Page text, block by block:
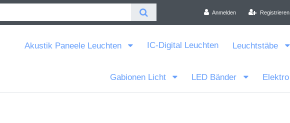
Anmelden Registrieren
Akustik Paneele Leuchten IC-Digital Leuchten Leuchtstäbe
Gabionen Licht LED Bänder Elektro